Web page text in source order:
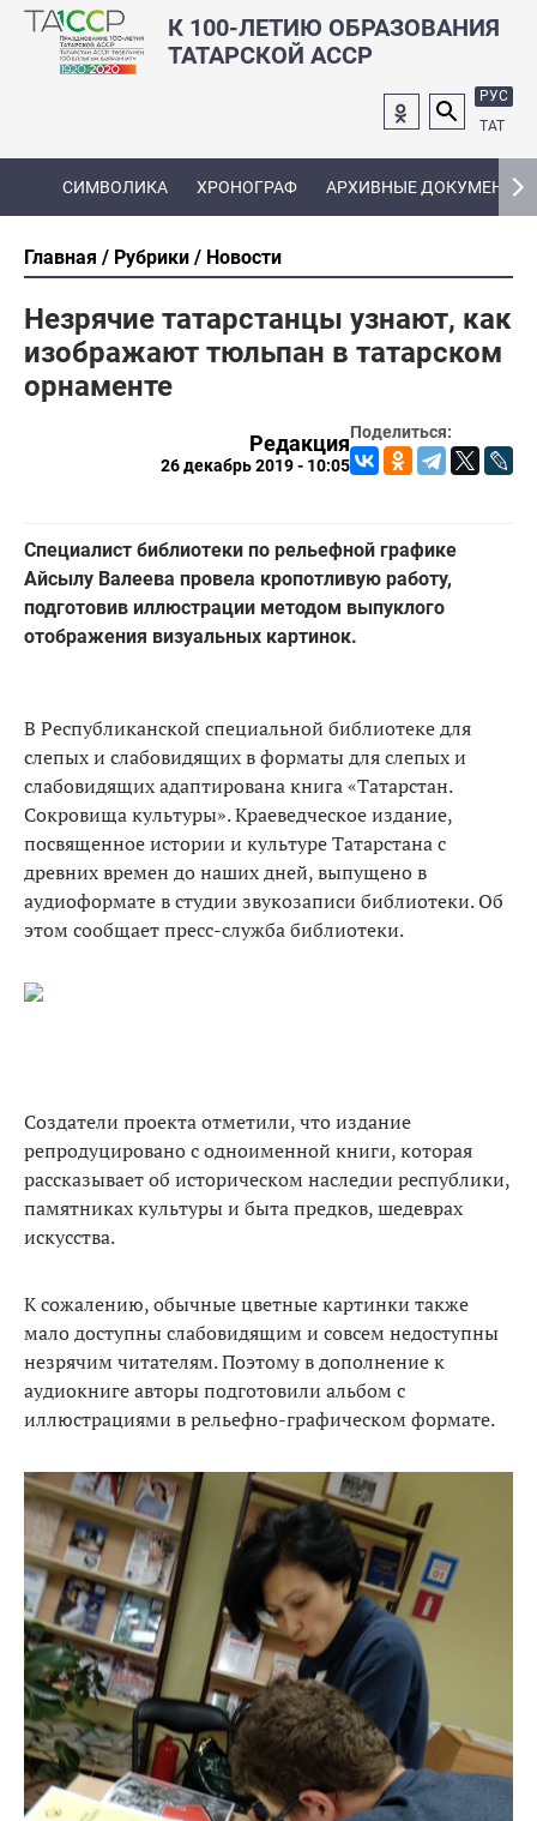
К 100-ЛЕТИЮ ОБРАЗОВАНИЯ
ТАТАРСКОЙ АССР
РУС
ТАТ
СИМВОЛИКА ХРОНОГРАФ АРХИВНЫЕ ДОКУМЕНТЫ
Главная Рубрики Новости
Незрячие татарстанцы узнают, как
изображают тюльпан в татарском
орнаменте
Поделиться:
Редакция
26 декабрь 2019 - 10:05
Специалист библиотеки по рельефной графике
Айсылу Валеева провела кропотливую работу,
подготовив иллюстрации методом выпуклого
отображения визуальных картинок.
В Республиканской специальной библиотеке для
слепых и слабовидящих в форматы для слепых и
слабовидящих адаптирована книга «Татарстан.
Сокровища культуры». Краеведческое издание,
посвященное истории и культуре Татарстана с
древних времен до наших дней, выпущено в
аудиоформате в студии звукозаписи библиотеки. Об
этом сообщает пресс-служба библиотеки.
Создатели проекта отметили, что издание
репродуцировано с одноименной книги, которая
рассказывает об историческом наследии республики,
памятниках культуры и быта предков, шедеврах
искусства.
К сожалению, обычные цветные картинки также
мало доступны слабовидящим и совсем недоступны
незрячим читателям. Поэтому в дополнение к
аудиокниге авторы подготовили альбом с
иллюстрациями в рельефно-графическом формате.